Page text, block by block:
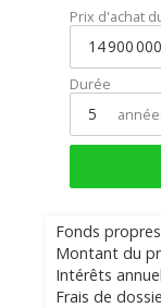
Prix d'achat
Durée
Fonds
Montant du
Intérêts
Frais de